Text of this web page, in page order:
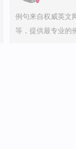
例句来自权威英文
等，提供最专业的